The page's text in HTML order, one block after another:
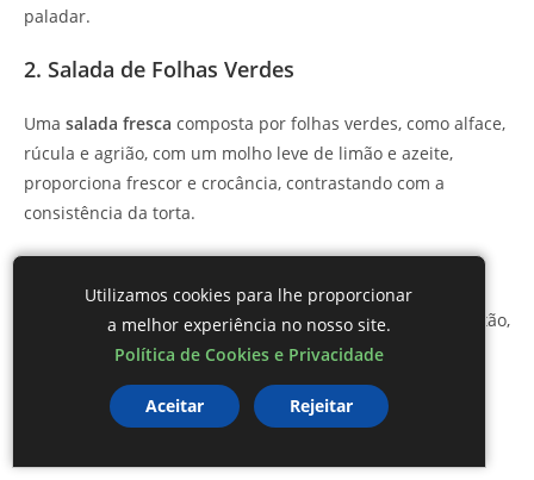
paladar.
2. Salada de Folhas Verdes
Uma salada fresca composta por folhas verdes, como alface,
rúcula e agrião, com um molho leve de limão e azeite,
proporciona frescor e crocância, contrastando com a
consistência da torta.
3. Vinagrete de Tomate
vinagretecolorido, feito comtomate, cebola
e pimentão,
traz acidez e sabor, balanceando a riqueza da torta. Sirva
como acompanhamento ou como um condimento.
4. Purê de Batatas
Utilizamos cookies para lhe proporcionar
a melhor experiência no nosso site.
Política de Cookies e Privacidade
Aceitar Rejeitar